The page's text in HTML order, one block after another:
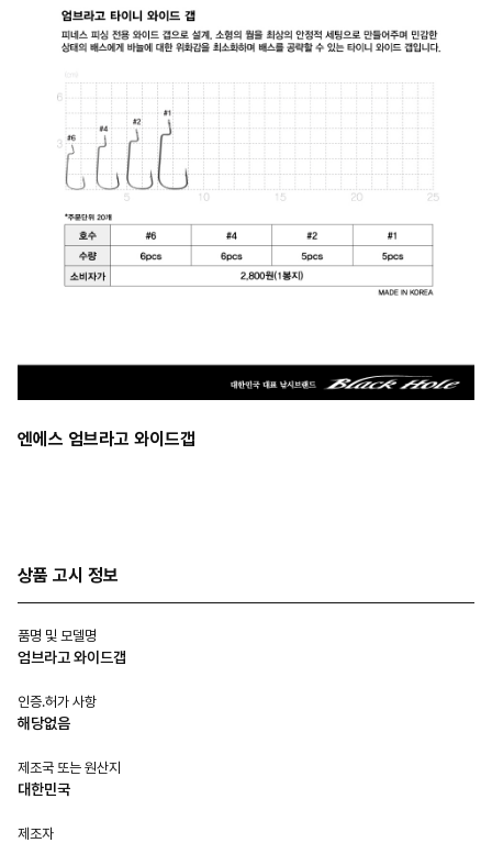
엔에스 엄브라고 와이드갭
상품 고시 정보
품명 및 모델명
엄브라고 와이드갭
인증.허가 사항
해당없음
제조국 또는 원산지
대한민국
제조자